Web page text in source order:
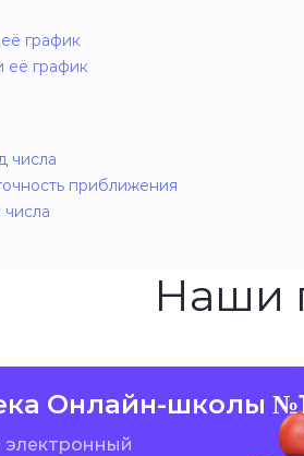
график
её график
числа
приближения
Наши
Онлайн-школы